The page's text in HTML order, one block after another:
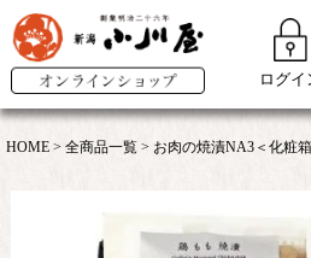
ログイ
HOME 全商品一覧 お肉の焼漬NA3＜化粧